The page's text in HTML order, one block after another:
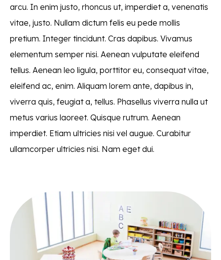
arcu. In enim justo, rhoncus ut, imperdiet a, venenatis
vitae, justo. Nullam dictum felis eu pede mollis
pretium. Integer tincidunt. Cras dapibus. Vivamus
elementum semper nisi. Aenean vulputate eleifend
tellus. Aenean leo ligula, porttitor eu, consequat vitae,
eleifend ac, enim. Aliquam lorem ante, dapibus in,
viverra quis, feugiat a, tellus. Phasellus viverra nulla ut
metus varius laoreet. Quisque rutrum. Aenean
imperdiet. Etiam ultricies nisi vel augue. Curabitur
ullamcorper ultricies nisi. Nam eget dui.